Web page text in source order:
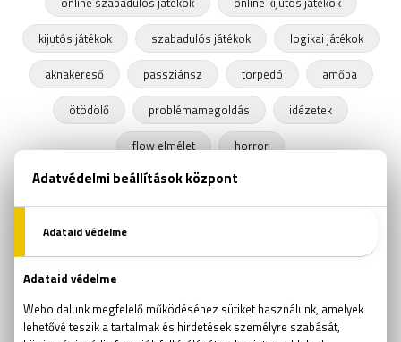
kijutós játékok
szabadulós játékok
logikai játékok
aknakereső
passziánsz torpedó
amőba
ötödölő
problémamegoldás
idézetek
flow elmélet
horror
szabadulószoba gyerekeknek
labirintus
Sissi szabadulószoba
out of the box
csapatépítés
szabadulószoba ajándékutalvány